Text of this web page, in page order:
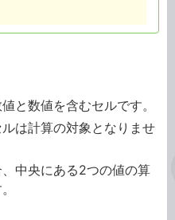
と数値を含むセルです。
は計算の対象となりませ
中央にある2つの値の算